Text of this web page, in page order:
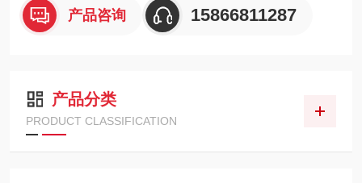
产品咨询 15866811287
产品分类
PRODUCT CLASSIFICATION